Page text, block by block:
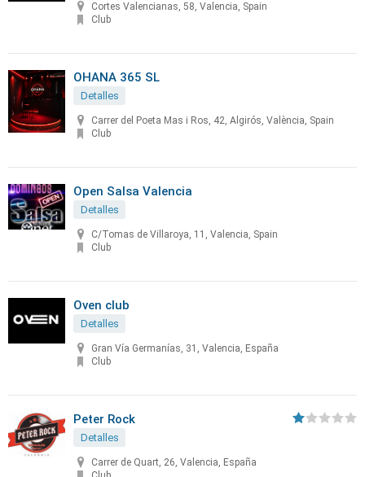
Cortes Valencianas, 58, Valencia, Spain
Club
OHANA 365 SL
Detalles
Carrer del Poeta Mas i Ros, 42, Algirós, València, Spain
Club
Open Salsa Valencia
Detalles
C/Tomas de Villaroya, 11, Valencia, Spain
Club
Oven club
Detalles
Gran Vía Germanías, 31, Valencia, España
Club
Peter Rock
Detalles
Carrer de Quart, 26, Valencia, España